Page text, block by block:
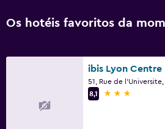
Atividades
Os hotéis favoritos da
ibis Lyon Centre
8,1
3 estrelas